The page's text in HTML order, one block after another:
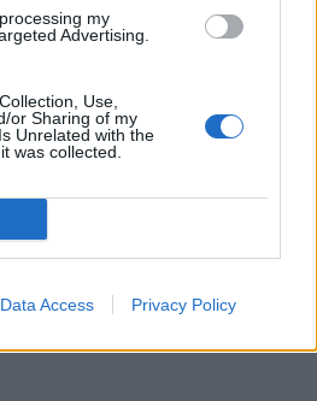
my
Advertising.
Use,
or Sharing of my
Unrelated with the
was collected.
Data Access Privacy Policy